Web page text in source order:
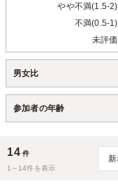
やや不満(1.5-2)
不満(0.5-1)
未評価
男女比
参加者の年齢
14 件
1～ 14件を表示